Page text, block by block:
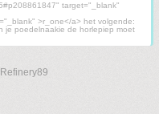
target="_blank"
>r_one</a> het volgende:
je poedelnaakie de horlepiep moet